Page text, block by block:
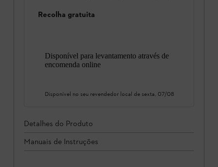
Recolha gratuita
Disponível para levantamento através de
encomenda online
Disponível no seu revendedor local de sexta, 07/08
Detalhes do Produto
Manuais de Instruções